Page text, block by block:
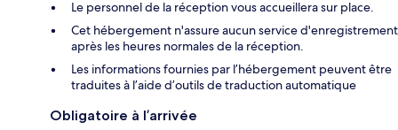
Le personnel de la réception vous accueillera sur place.
Cet hébergement n'assure aucun service d'enregistrement
après les heures normales de la réception.
Les informations fournies par l’hébergement peuvent être
traduites à l’aide d’outils de traduction automatique
Obligatoire à l’arrivée